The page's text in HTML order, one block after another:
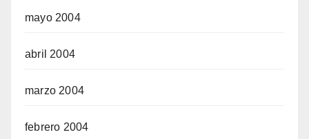
mayo 2004
abril 2004
marzo 2004
febrero 2004